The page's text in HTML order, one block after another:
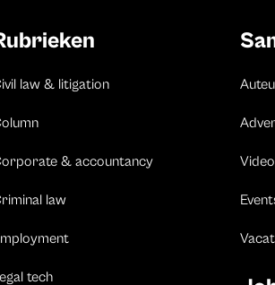
law & litigation
& accountancy
law
tech